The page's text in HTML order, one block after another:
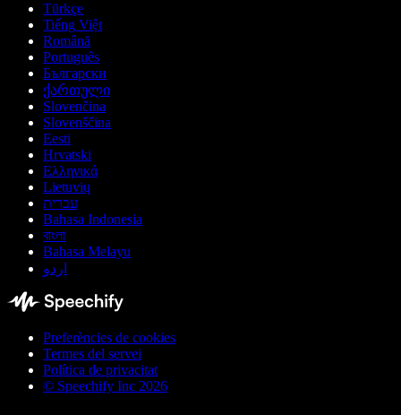
Türkçe
Tiếng Việt
Română
Português
Български
ქართული
Slovenčina
Slovenščina
Eesti
Hrvatski
Ελληνικά
Lietuvių
עברית
Bahasa Indonesia
বাংলা
Bahasa Melayu
اردو
Preferències de cookies
Termes del servei
Política de privacitat
© Speechify Inc 2026